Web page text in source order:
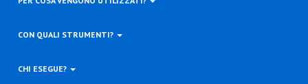
CON QUALI STRUMENTI?
CHI ESEGUE?